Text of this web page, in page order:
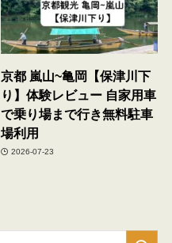
京都 嵐山~亀岡【保津川下
り】体験レビュー 自家用車
で乗り場まで行き無料駐車
場利用
2026-07-23